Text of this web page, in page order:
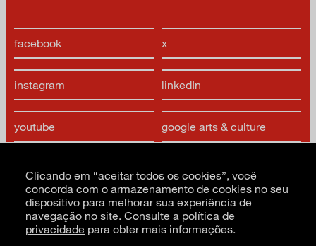
facebook x
instagram linkedIn
youtube google arts & culture
CNPJ: 62.520.218/0001-24
Clicando em “aceitar todos os cookies”, você
concorda com o armazenamento de cookies no seu
dispositivo para melhorar sua experiência de
navegação no site. Consulte a política de
privacidade para obter mais informações.